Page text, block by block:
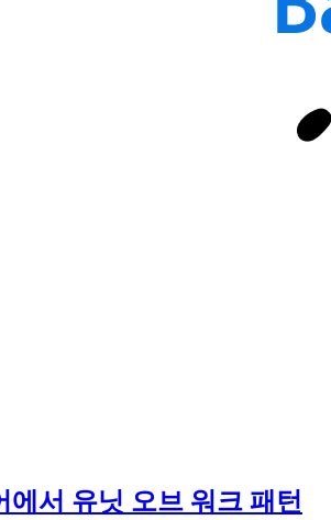
에서 유닛 오브 워크 패턴